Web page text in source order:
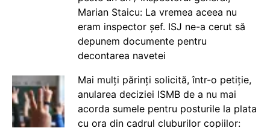
Marian Staicu: La vremea aceea nu
eram inspector șef. ISJ ne-a cerut să
depunem documente pentru
decontarea navetei
Mai mulți părinți solicită, într-o petiție,
anularea deciziei ISMB de a nu mai
acorda sumele pentru posturile la plata
cu ora din cadrul cluburilor copiilor: